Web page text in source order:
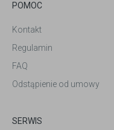
POMOC
Kontakt
Regulamin
FAQ
Odstąpienie od umowy
SERWIS